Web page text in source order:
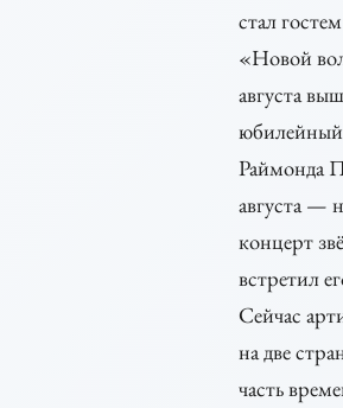
стал
«Новой
августа
юбилейный
Раймонда
августа —
концерт
встретил
Сейчас
на две
часть